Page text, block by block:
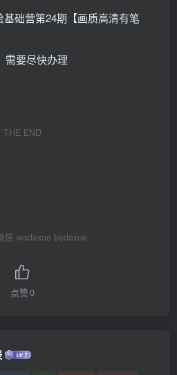
基础营第24期【画质高清有笔
需要尽快办理
THE END
信 wedaxue bedaxue
点赞0